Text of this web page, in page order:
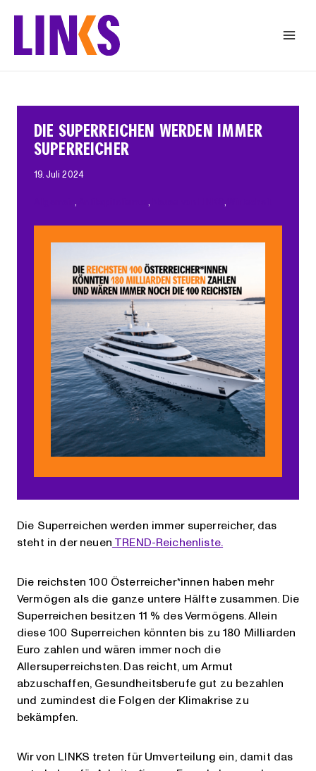
DIE SUPERREICHEN WERDEN IMMER
SUPERREICHER
19. Juli 2024
Allgemein, Antikapitalismus, Neues von LINKS,
Die Superreichen werden immer superreicher, das
steht in der neuen TREND-Reichenliste.
Die reichsten 100 Österreicher*innen haben mehr
Vermögen als die ganze untere Hälfte zusammen. Die
Superreichen besitzen 11 % des Vermögens. Allein
diese 100 Superreichen könnten bis zu 180 Milliarden
Euro zahlen und wären immer noch die
Allersuperreichsten. Das reicht, um Armut
abzuschaffen, Gesundheitsberufe gut zu bezahlen
und zumindest die Folgen der Klimakrise zu
bekämpfen.
Wir von LINKS treten für Umverteilung ein, damit das